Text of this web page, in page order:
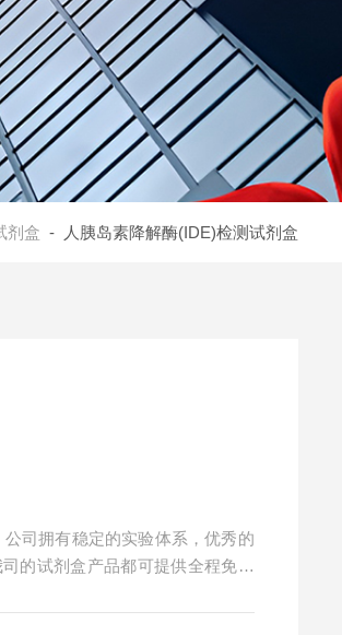
剂盒 - 人胰岛素降解酶(IDE)检测试剂盒
司拥有稳定的实验体系，优秀的
的试剂盒产品都可提供全程免费